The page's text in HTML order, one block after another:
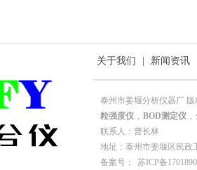
关于我们 新闻资讯
泰州市姜堰分析仪器厂
粒强度仪 , BOD测定仪 ,
联系人：曹长林
地址：泰州市姜堰区民政
备案号：
苏ICP备